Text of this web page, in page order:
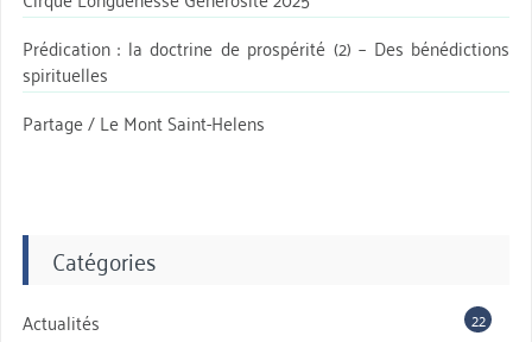
Prédication : la doctrine de prospérité (2) – Des bénédictions
spirituelles
Partage / Le Mont Saint-Helens
Catégories
Actualités 22